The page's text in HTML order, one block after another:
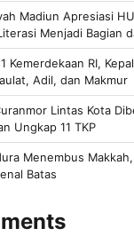
Madiun Apresiasi
Menjadi Bagian
Kemerdekaan RI,
Adil, dan Makmur
Lintas Kota
Ungkap 11 TKP
Menembus
Batas